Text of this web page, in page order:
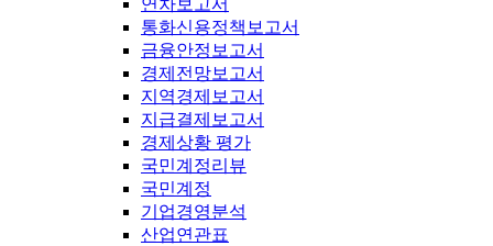
연차보고서
통화신용정책보고서
금융안정보고서
경제전망보고서
지역경제보고서
지급결제보고서
경제상황 평가
국민계정리뷰
국민계정
기업경영분석
산업연관표